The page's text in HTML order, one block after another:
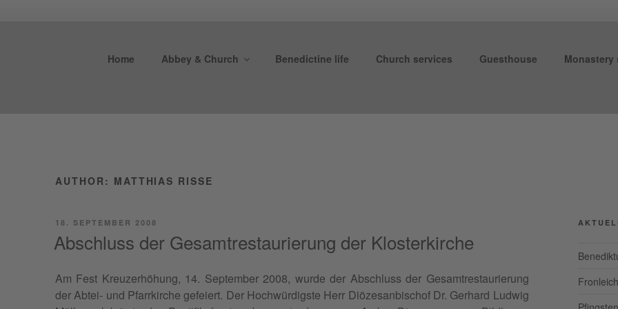
BENEDIKTINERABTEI ST.
Home Abbey & Church Benedictine life Church services Guesthouse Monastery
AUTHOR: MATTHIAS RISSE
POSTED
18. SEPTEMBER 2008
Abschluss der Gesamtrestaurierung der Klosterkirche
Am Fest Kreuzer­höhung, 14. Sep­tem­ber 2008, wurde der Abschluss der Gesamtrestau­rierung
der Abtei- und Pfar­rkirche gefeiert. Der Hochwürdig­ste Herr Diöze­san­bischof Dr. Ger­hard Lud­wig